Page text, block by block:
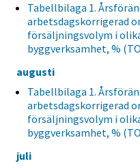
Tabellbilaga 1.
arbetsdagskorrigerad
försäljningsvolym i
byggverksamhet, %
augusti
Tabellbilaga 1.
arbetsdagskorrigerad
försäljningsvolym i
byggverksamhet, %
juli